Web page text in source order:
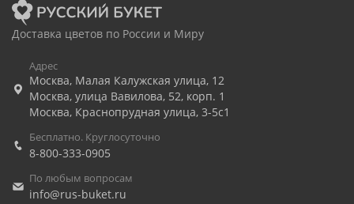
Доставка цветов по России и Миру
Адрес
Москва, Малая Калужская улица, 12
Москва, улица Вавилова, 52, корп. 1
Москва, Краснопрудная улица, 3-5с1
Бесплатно. Круглосуточно
8-800-333-0905
По любым вопросам
info@rus-buket.ru